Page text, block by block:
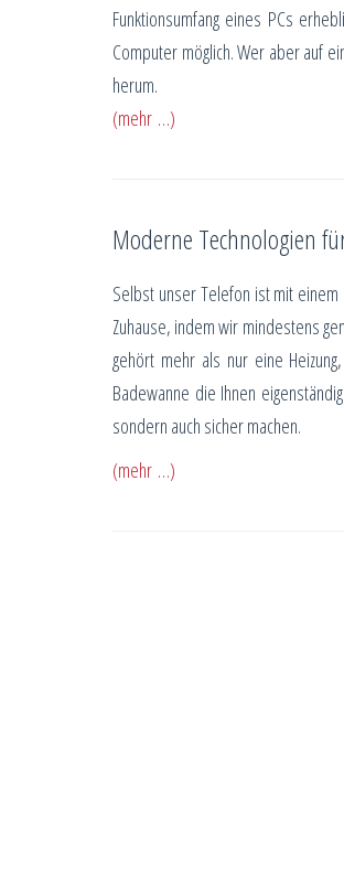
Funktionsumfang eines PCs
Computer möglich. Wer aber auf
herum.
(mehr …)
Moderne Technologien
Selbst unser Telefon ist mit
Zuhause, indem wir mindestens
gehört mehr als nur eine
Badewanne die Ihnen
sondern auch sicher machen.
(mehr …)